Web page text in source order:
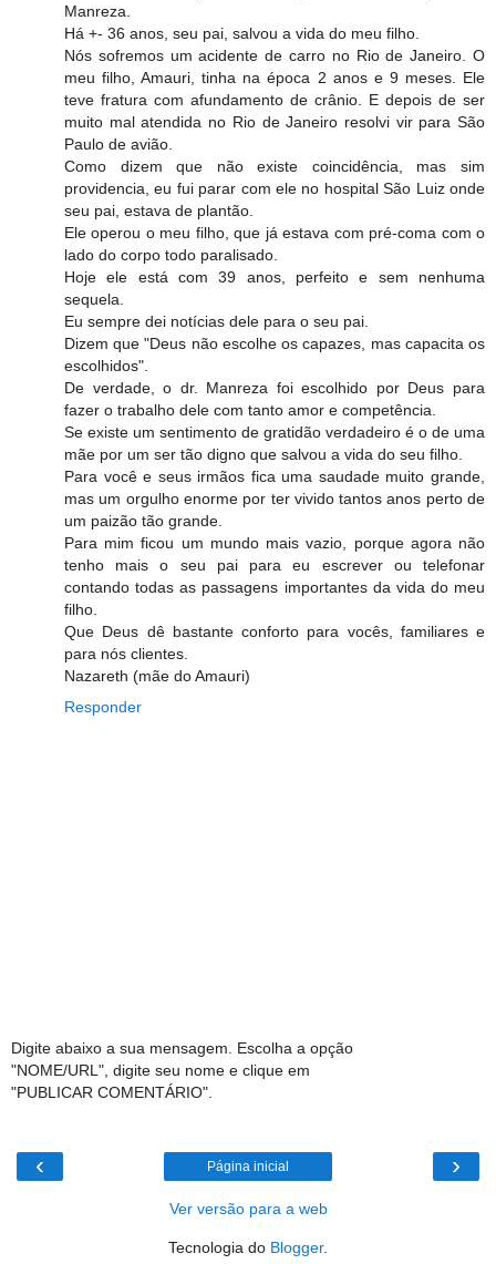
Manreza.
Há +- 36 anos, seu pai, salvou a vida do meu filho.
Nós sofremos um acidente de carro no Rio de Janeiro. O
meu filho, Amauri, tinha na época 2 anos e 9 meses. Ele
teve fratura com afundamento de crânio. E depois de ser
muito mal atendida no Rio de Janeiro resolvi vir para São
Paulo de avião.
Como dizem que não existe coincidência, mas sim
providencia, eu fui parar com ele no hospital São Luiz onde
seu pai, estava de plantão.
Ele operou o meu filho, que já estava com pré-coma com o
lado do corpo todo paralisado.
Hoje ele está com 39 anos, perfeito e sem nenhuma
sequela.
Eu sempre dei notícias dele para o seu pai.
Dizem que "Deus não escolhe os capazes, mas capacita os
escolhidos".
De verdade, o dr. Manreza foi escolhido por Deus para
fazer o trabalho dele com tanto amor e competência.
Se existe um sentimento de gratidão verdadeiro é o de uma
mãe por um ser tão digno que salvou a vida do seu filho.
Para você e seus irmãos fica uma saudade muito grande,
mas um orgulho enorme por ter vivido tantos anos perto de
um paizão tão grande.
Para mim ficou um mundo mais vazio, porque agora não
tenho mais o seu pai para eu escrever ou telefonar
contando todas as passagens importantes da vida do meu
filho.
Que Deus dê bastante conforto para vocês, familiares e
para nós clientes.
Nazareth (mãe do Amauri)
Responder
Digite abaixo a sua mensagem. Escolha a opção
"NOME/URL", digite seu nome e clique em
"PUBLICAR COMENTÁRIO".
‹ ›
Página inicial
Ver versão para a web
Tecnologia do Blogger.